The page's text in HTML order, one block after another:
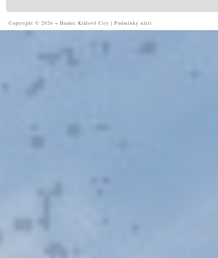
Copyright © 2026 ~ Hradec Králové City | Podmínky užití